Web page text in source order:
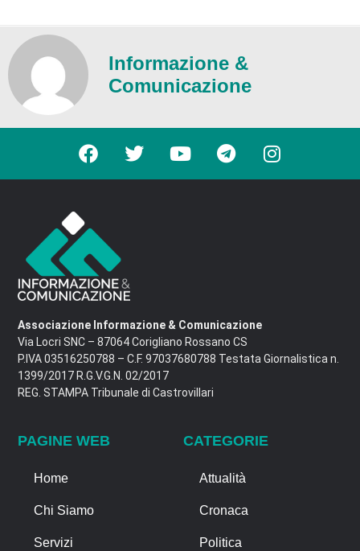
Informazione &
Comunicazione
Associazione Informazione & Comunicazione
Via Locri SNC – 87064 Corigliano Rossano CS
P.IVA 03516250788 – C.F. 97037680788 Testata Giornalistica n.
1399/2017 R.G.V.G.N. 02/2017
REG. STAMPA Tribunale di Castrovillari
PAGINE WEB
Home
Chi Siamo
Servizi
CATEGORIE
Attualità
Cronaca
Politica